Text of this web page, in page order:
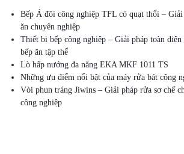
Bếp Á đôi công nghiệp TFL có quạt thổi –
ăn chuyên nghiệp
Thiết bị bếp công nghiệp – Giải pháp toàn diện
bếp ăn tập thể
Lò hấp nướng đa năng EKA MKF 1011 TS
Những ưu điểm nổi bật của máy rửa bát công
Vòi phun tráng Jiwins – Giải pháp rửa sơ chế
công nghiệp